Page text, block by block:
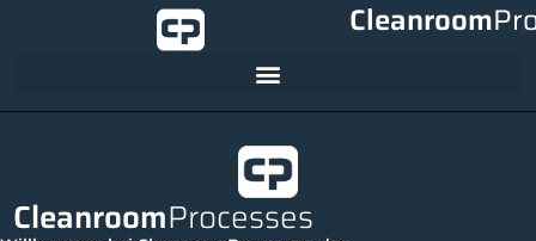
Cleanroom
CleanroomProcesses